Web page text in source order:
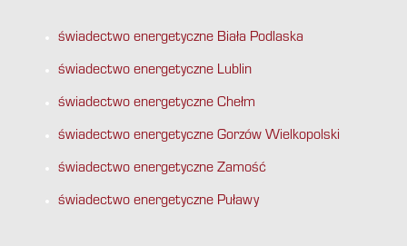
świadectwo energetyczne Biała Podlaska
świadectwo energetyczne Lublin
świadectwo energetyczne Chełm
świadectwo energetyczne Gorzów Wielkopolski
świadectwo energetyczne Zamość
świadectwo energetyczne Puławy